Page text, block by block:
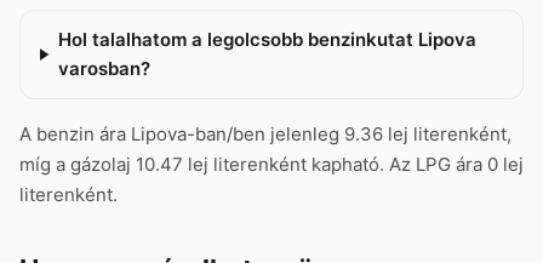
Hol talalhatom a legolcsobb benzinkutat Lipova
varosban?
A benzin ára Lipova-ban/ben jelenleg 9.36 lej literenként,
míg a gázolaj 10.47 lej literenként kapható. Az LPG ára 0 lej
literenként.